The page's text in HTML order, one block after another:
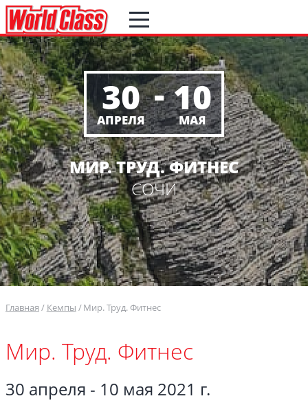
30
АПРЕЛЯ
- 10
МАЯ
МИР. ТРУД. ФИТНЕС
СОЧИ
Главная Кемпы Мир. Труд. Фитнес
Мир. Труд. Фитнес
30 апреля - 10 мая 2021 г.